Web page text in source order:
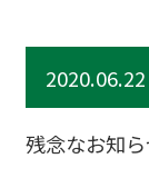
2020.06.22
残念なお知